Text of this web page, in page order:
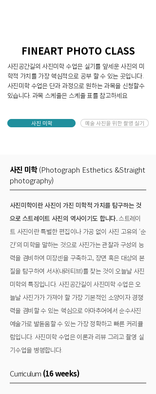
FINEART PHOTO CLASS
사진공간길의 사진미학 수업은 실기를 앞세운 사진의 미
학적 가치를 가장 핵심적으로 공부 할 수 있는 곳입니다.
사진미학 수업은 단과 과정으로 원하는 과목을 신청할수
있습니다. 과목 스케줄은 스켸줄 표를 참고하세요
사진 미학 예술 사진을 위한 촬영 실기
사진 미학(Photograph Esthetics &Straight
photography)
사진미학이란 사진이 가진 미학적 가치를 탐구하는 것
으로 스트레이트 사진의 역사이기도 합니다.스트레이
트 사진이란 특별한 편집이나 가공 없이 사진 고유의 ‘순
간’의 미학을 말하는 것으로 사진가는 관찰과 구성의 능
력을 겸비하여 미장센을 구축하고, 장면 혹은 대상의 본
질을 탐구하여 서사(내러티브)를 찾는 것이 오늘날 사진
미학의 특징입니다. 사진공간길이 사진미학 수업은 오
늘날 사진가가 가져야 할 가장 기본적인 소양이자 경쟁
력을 겸비할 수 있는 핵심으로 아마추어에서 순수사진
예술가로 발돋움할 수 있는 가장 정확하고 빠른 커리큘
럼입니다. 사진미학 수업은 이론과 리뷰 그리고 촬영 실
기수업을 병행합니다.
Curriculum (16 weeks)